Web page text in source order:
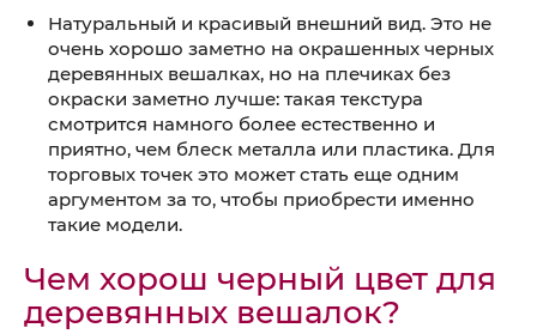
Натуральный и красивый внешний вид. Это не
очень хорошо заметно на окрашенных черных
деревянных вешалках, но на плечиках без
окраски заметно лучше: такая текстура
смотрится намного более естественно и
приятно, чем блеск металла или пластика. Для
торговых точек это может стать еще одним
аргументом за то, чтобы приобрести именно
такие модели.
Чем хорош черный цвет для
деревянных вешалок?